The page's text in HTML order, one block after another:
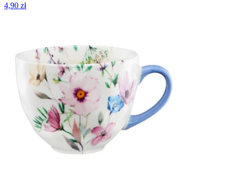
4,90 zł